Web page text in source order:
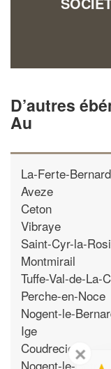
D’autres
Au
La-Ferte-Bernard
Aveze
Ceton
Vibraye
Saint-Cyr-la-
Montmirail
Tuffe-Val-de-La-
Perche-en-Noce
Nogent-le-
Ige
Coudrecieux
Nogent-le-Rotrou
✕